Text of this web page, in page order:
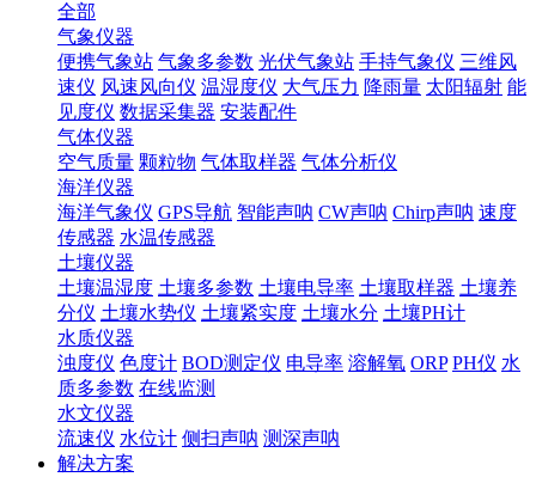
全部
气象仪器
便携气象站 气象多参数 光伏气象站 手持气象仪 三维风
速仪 风速风向仪 温湿度仪 大气压力 降雨量 太阳辐射 能
见度仪 数据采集器 安装配件
气体仪器
空气质量 颗粒物 气体取样器 气体分析仪
海洋仪器
海洋气象仪 GPS导航 智能声呐 CW声呐 Chirp声呐 速度
传感器 水温传感器
土壤仪器
土壤温湿度 土壤多参数 土壤电导率 土壤取样器 土壤养
分仪 土壤水势仪 土壤紧实度 土壤水分 土壤PH计
水质仪器
浊度仪 色度计 BOD测定仪 电导率 溶解氧 ORP PH仪 水
质多参数 在线监测
水文仪器
流速仪 水位计 侧扫声呐 测深声呐
解决方案